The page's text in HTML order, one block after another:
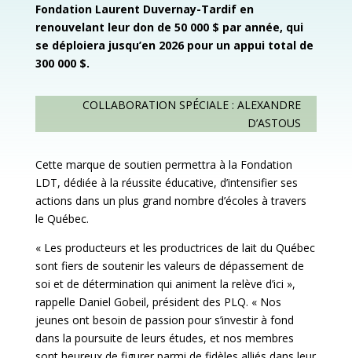
Fondation Laurent Duvernay-Tardif en
renouvelant leur don de 50 000 $ par année, qui
se déploiera jusqu’en 2026 pour un appui total de
300 000 $.
COLLABORATION SPÉCIALE : ALEXANDRE
D’ASTOUS
Cette marque de soutien permettra à la Fondation
LDT, dédiée à la réussite éducative, d’intensifier ses
actions dans un plus grand nombre d’écoles à travers
le Québec.
« Les producteurs et les productrices de lait du Québec
sont fiers de soutenir les valeurs de dépassement de
soi et de détermination qui animent la relève d’ici »,
rappelle Daniel Gobeil, président des PLQ. « Nos
jeunes ont besoin de passion pour s’investir à fond
dans la poursuite de leurs études, et nos membres